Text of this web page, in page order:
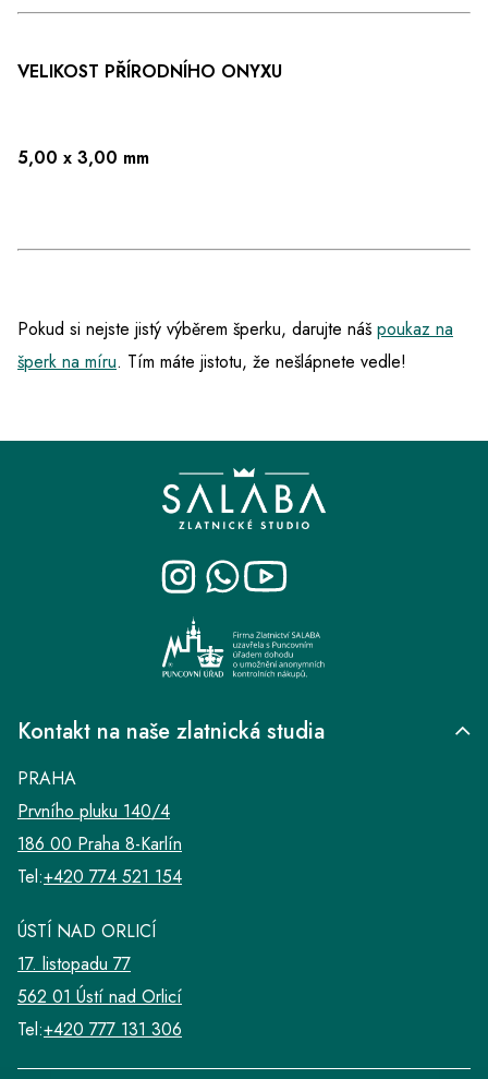
VELIKOST PŘÍRODNÍHO ONYXU
5,00 x 3,00 mm
Pokud si nejste jistý výběrem šperku, darujte náš poukaz na
šperk na míru. Tím máte jistotu, že nešlápnete vedle!
Kontakt na naše zlatnická studia
PRAHA
Prvního pluku 140/4
186 00 Praha 8-Karlín
Tel:+420 774 521 154
ÚSTÍ NAD ORLICÍ
17. listopadu 77
562 01 Ústí nad Orlicí
Tel:+420 777 131 306